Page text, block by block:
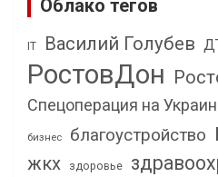
Облако тегов
IT Василий Голубев
РостовДон
Спецоперация на
бизнес благоустройство
жкх здоровье